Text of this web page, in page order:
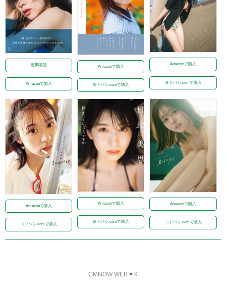
定期購読
Amazonで購入
Amazonで購入
ヨドバシ.comで購入
Amazonで購入
ヨドバシ.comで購入
Amazonで購入
ヨドバシ.comで購入
Amazonで購入
ヨドバシ.comで購入
Amazonで購入
ヨドバシ.comで購入
CMNOW WEB > 9